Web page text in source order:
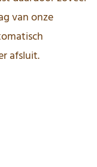
van onze
afsluit.